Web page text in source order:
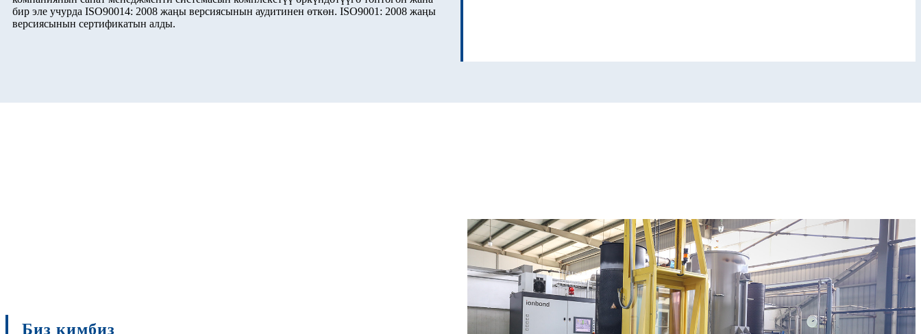
бир эле учурда ISO90014: 2008 жаңы версиясынын аудитинен өткөн. ISO9001: 2008 жаңы
версиясынын сертификатын алды.
Биз кимбиз